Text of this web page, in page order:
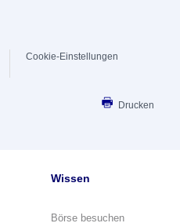
Cookie-Einstellungen
Drucken
Wissen
Börse besuchen